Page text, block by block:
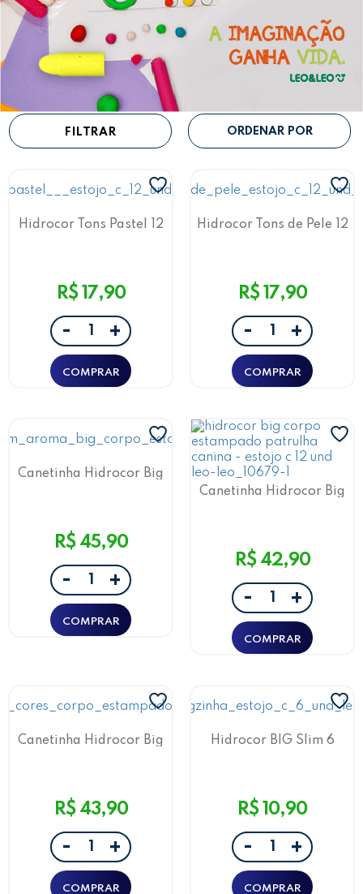
FILTRAR
Hidrocor Tons Pastel 12
R$ 17,90
- +
Hidrocor Tons de Pele 12
R$ 17,90
- +
Canetinha Hidrocor Big
R$ 45,90
- +
Canetinha Hidrocor Big
R$ 42,90
- +
Canetinha Hidrocor Big
R$ 43,90
- +
Hidrocor BIG Slim 6
R$ 10,90
- +